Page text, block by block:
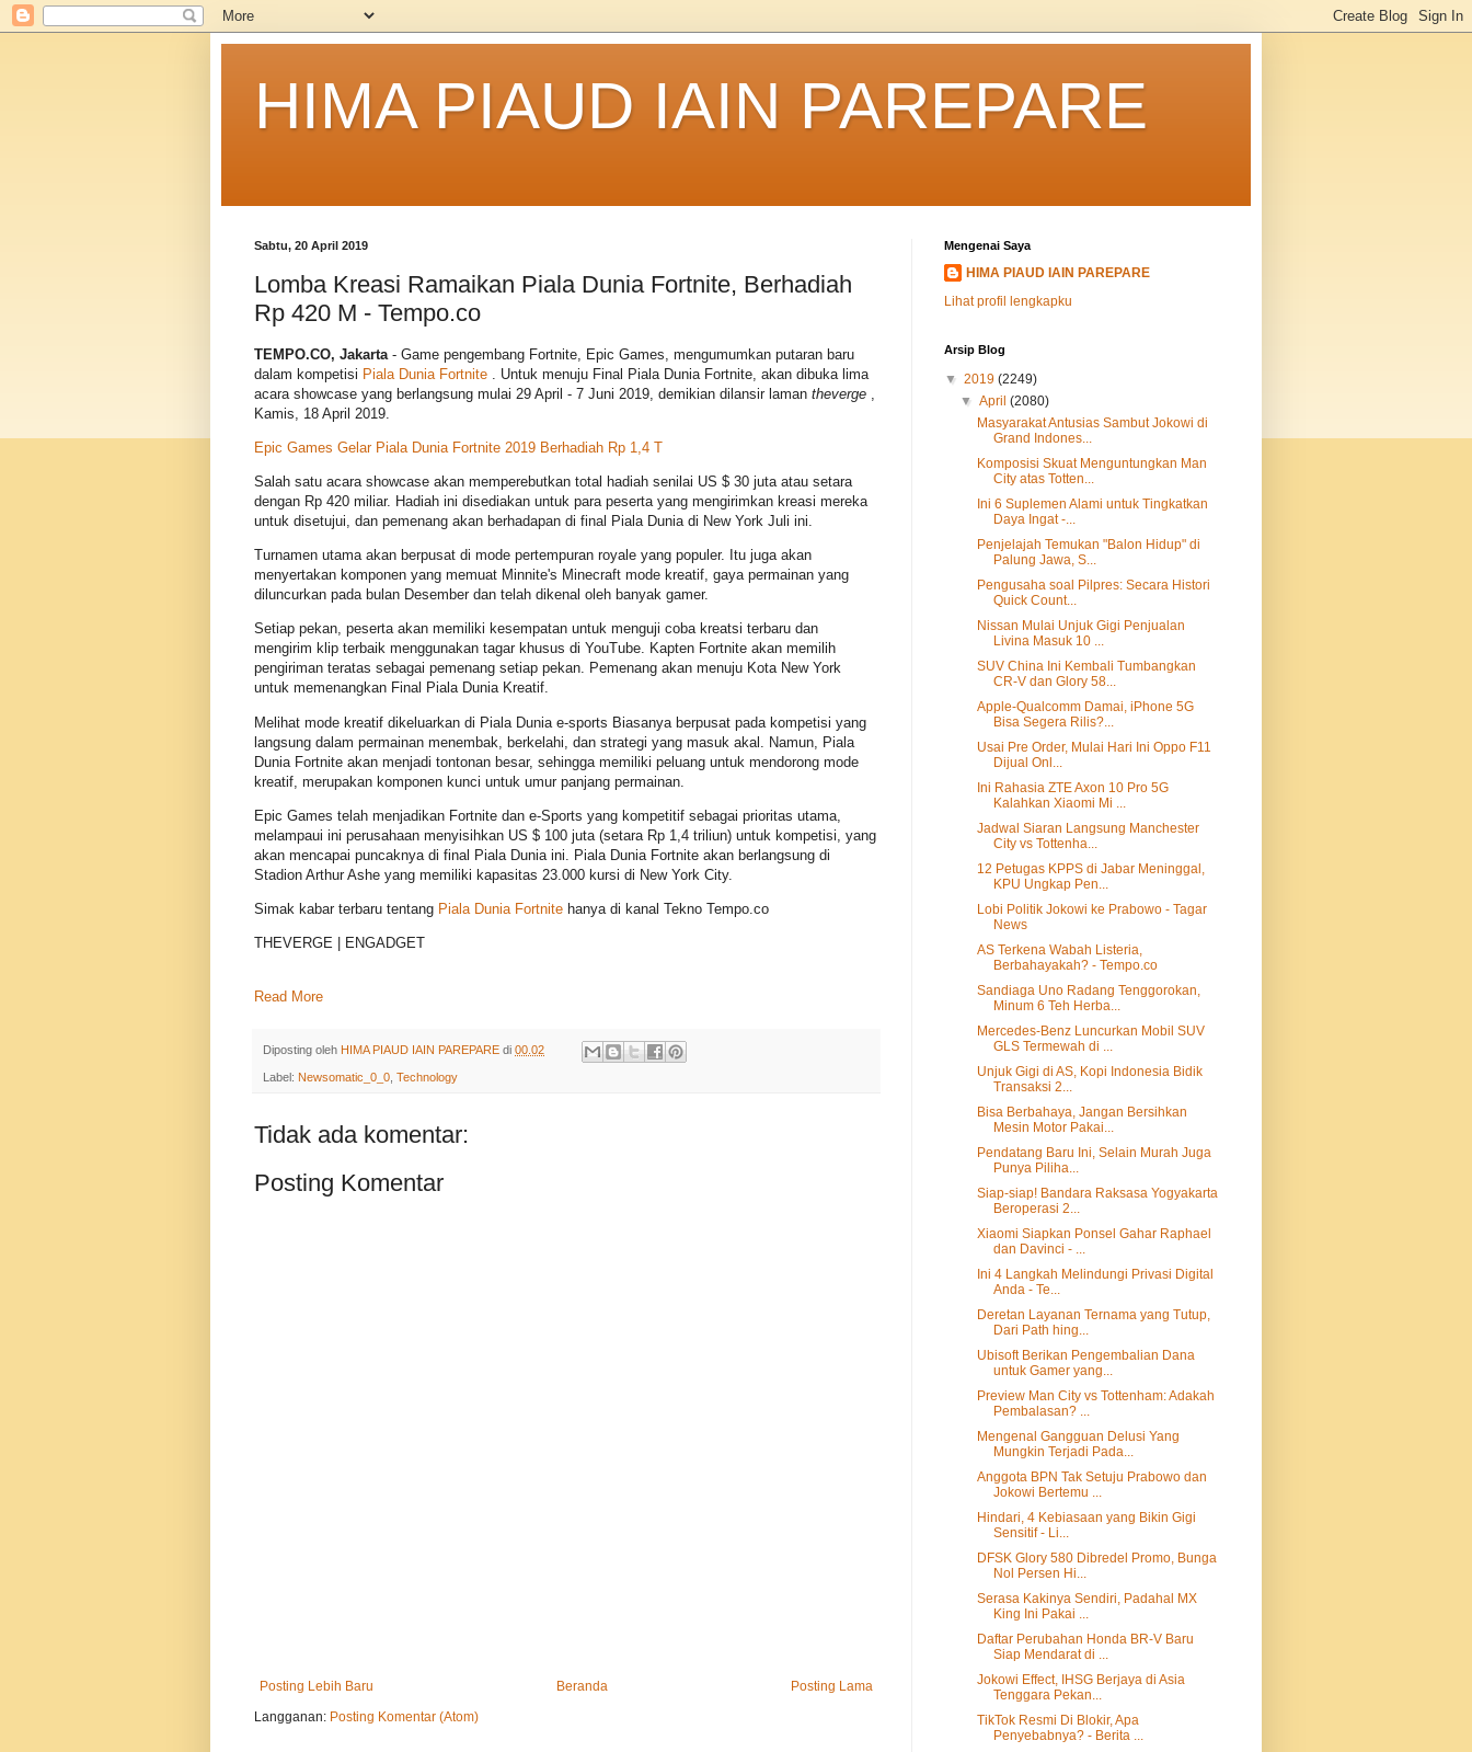
HIMA PIAUD IAIN PAREPARE
Sabtu, 20 April 2019
Lomba Kreasi Ramaikan Piala Dunia Fortnite, Berhadiah
Rp 420 M - Tempo.co
TEMPO.CO, Jakarta - Game pengembang Fortnite, Epic Games, mengumumkan putaran baru
dalam kompetisi Piala Dunia Fortnite . Untuk menuju Final Piala Dunia Fortnite, akan dibuka lima
acara showcase yang berlangsung mulai 29 April - 7 Juni 2019, demikian dilansir laman theverge
Kamis, 18 April 2019.
Epic Games Gelar Piala Dunia Fortnite 2019 Berhadiah Rp 1,4 T
Salah satu acara showcase akan memperebutkan total hadiah senilai US $ 30 juta atau setara
dengan Rp 420 miliar. Hadiah ini disediakan untuk para peserta yang mengirimkan kreasi mereka
untuk disetujui, dan pemenang akan berhadapan di final Piala Dunia di New York Juli ini.
Turnamen utama akan berpusat di mode pertempuran royale yang populer. Itu juga akan
menyertakan komponen yang memuat Minnite's Minecraft mode kreatif, gaya permainan yang
diluncurkan pada bulan Desember dan telah dikenal oleh banyak gamer.
Setiap pekan, peserta akan memiliki kesempatan untuk menguji coba kreatsi terbaru dan
mengirim klip terbaik menggunakan tagar khusus di YouTube. Kapten Fortnite akan memilih
pengiriman teratas sebagai pemenang setiap pekan. Pemenang akan menuju Kota New York
untuk memenangkan Final Piala Dunia Kreatif.
Melihat mode kreatif dikeluarkan di Piala Dunia e-sports Biasanya berpusat pada kompetisi yang
langsung dalam permainan menembak, berkelahi, dan strategi yang masuk akal. Namun, Piala
Dunia Fortnite akan menjadi tontonan besar, sehingga memiliki peluang untuk mendorong mode
kreatif, merupakan komponen kunci untuk umur panjang permainan.
Epic Games telah menjadikan Fortnite dan e-Sports yang kompetitif sebagai prioritas utama,
melampaui ini perusahaan menyisihkan US $ 100 juta (setara Rp 1,4 triliun) untuk kompetisi, yang
akan mencapai puncaknya di final Piala Dunia ini. Piala Dunia Fortnite akan berlangsung di
Stadion Arthur Ashe yang memiliki kapasitas 23.000 kursi di New York City.
Simak kabar terbaru tentang Piala Dunia Fortnite hanya di kanal Tekno Tempo.co
THEVERGE | ENGADGET
Read More
Diposting oleh HIMA PIAUD IAIN PAREPARE di 00.02
Label: Newsomatic_0_0 Technology
Tidak ada komentar:
Posting Komentar
Posting Lebih Baru Posting Lama
Beranda
Langganan: Posting Komentar (Atom)
Mengenai Saya
HIMA PIAUD IAIN PAREPARE
Lihat profil lengkapku
Arsip Blog
▼ 2019 (2249)
▼April(2080)
Masyarakat Antusias Sambut Jokowi di
Grand Indones...
Komposisi Skuat Menguntungkan Man
City atas Totten...
Ini 6 Suplemen Alami untuk Tingkatkan
Daya Ingat -...
Penjelajah Temukan "Balon Hidup" di
Palung Jawa, S...
Pengusaha soal Pilpres: Secara Histori
Quick Count...
Nissan Mulai Unjuk Gigi Penjualan
Livina Masuk 10 ...
SUV China Ini Kembali Tumbangkan
CR-V dan Glory 58...
Apple-Qualcomm Damai, iPhone 5G
Bisa Segera Rilis?...
Usai Pre Order, Mulai Hari Ini Oppo F11
Dijual Onl...
Ini Rahasia ZTE Axon 10 Pro 5G
Kalahkan Xiaomi Mi ...
Jadwal Siaran Langsung Manchester
City vs Tottenha...
12 Petugas KPPS di Jabar Meninggal,
KPU Ungkap Pen...
Lobi Politik Jokowi ke Prabowo - Tagar
News
AS Terkena Wabah Listeria,
Berbahayakah? - Tempo.co
Sandiaga Uno Radang Tenggorokan,
Minum 6 Teh Herba...
Mercedes-Benz Luncurkan Mobil SUV
GLS Termewah di ...
Unjuk Gigi di AS, Kopi Indonesia Bidik
Transaksi 2...
Bisa Berbahaya, Jangan Bersihkan
Mesin Motor Pakai...
Pendatang Baru Ini, Selain Murah Juga
Punya Piliha...
Siap-siap! Bandara Raksasa Yogyakarta
Beroperasi 2...
Xiaomi Siapkan Ponsel Gahar Raphael
dan Davinci - ...
Ini 4 Langkah Melindungi Privasi Digital
Anda - Te...
Deretan Layanan Ternama yang Tutup,
Dari Path hing...
Ubisoft Berikan Pengembalian Dana
untuk Gamer yang...
Preview Man City vs Tottenham: Adakah
Pembalasan? ...
Mengenal Gangguan Delusi Yang
Mungkin Terjadi Pada...
Anggota BPN Tak Setuju Prabowo dan
Jokowi Bertemu ...
Hindari, 4 Kebiasaan yang Bikin Gigi
Sensitif - Li...
DFSK Glory 580 Dibredel Promo, Bunga
Nol Persen Hi...
Serasa Kakinya Sendiri, Padahal MX
King Ini Pakai ...
Daftar Perubahan Honda BR-V Baru
Siap Mendarat di ...
Jokowi Effect, IHSG Berjaya di Asia
Tenggara Pekan...
TikTok Resmi Di Blokir, Apa
Penyebabnya? - Berita ...